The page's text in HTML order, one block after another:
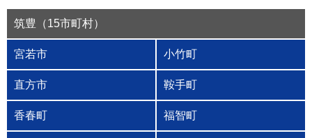
筑豊（15市町村）
宮若市 小竹町
直方市 鞍手町
香春町 福智町